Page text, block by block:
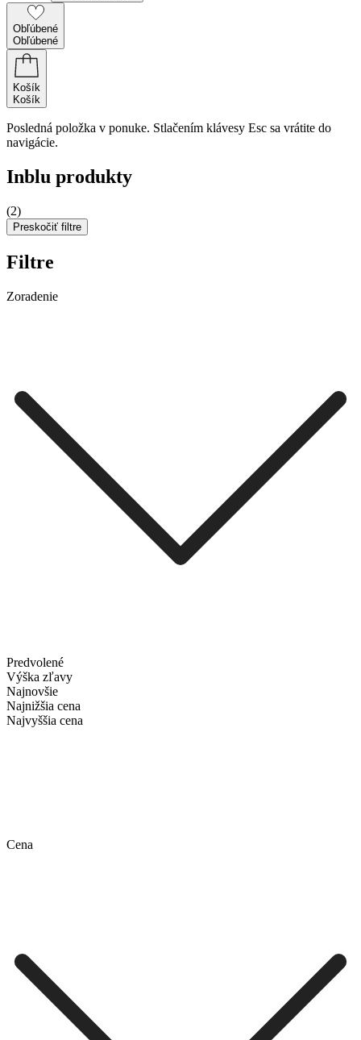
Obľúbené
Obľúbené
Košík
Košík
Posledná položka v ponuke. Stlačením klávesy Esc sa vrátite do
navigácie.
Inblu produkty
(2)
Preskočiť filtre
Filtre
Zoradenie
Predvolené
Výška zľavy
Najnovšie
Najnižšia cena
Najvyššia cena
Cena